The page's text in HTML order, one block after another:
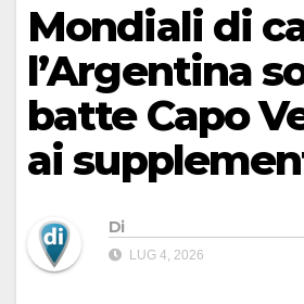
Mondiali di
l’Argentina
batte Capo
ai
Di
LUG 4, 2026